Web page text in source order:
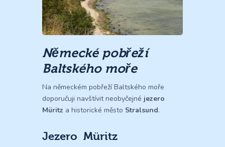
Německé pobřeží
Baltského moře
Na německém pobřeží Baltského moře
doporučuji navštívit neobyčejné jezero
Müritz a historické město Stralsund.
Jezero Müritz